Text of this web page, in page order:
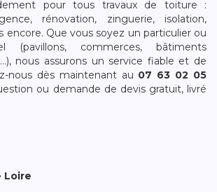
pour tous travaux de toiture :
rénovation, zinguerie, isolation,
encore. Que vous soyez un particulier ou
(pavillons, commerces, bâtiments
nous assurons un service fiable et de
nous dès maintenant au 07 63 02 05
ou demande de devis gratuit, livré
Loire